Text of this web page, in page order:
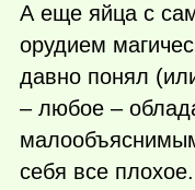
А еще яйца с
орудием
давно понял
– любое –
себя все